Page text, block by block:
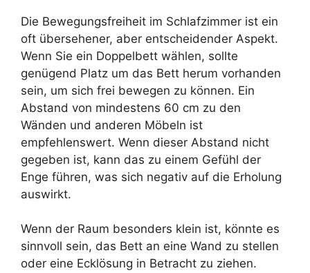
Die Bewegungsfreiheit im Schlafzimmer ist ein
oft übersehener, aber entscheidender Aspekt.
Wenn Sie ein Doppelbett wählen, sollte
genügend Platz um das Bett herum vorhanden
sein, um sich frei bewegen zu können. Ein
Abstand von mindestens 60 cm zu den
Wänden und anderen Möbeln ist
empfehlenswert. Wenn dieser Abstand nicht
gegeben ist, kann das zu einem Gefühl der
Enge führen, was sich negativ auf die Erholung
auswirkt.
Wenn der Raum besonders klein ist, könnte es
sinnvoll sein, das Bett an eine Wand zu stellen
oder eine Ecklösung in Betracht zu ziehen.